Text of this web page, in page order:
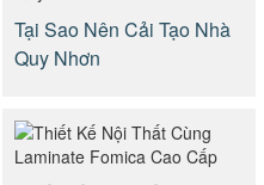
Tại Sao Nên Cải Tạo Nhà
Quy Nhơn